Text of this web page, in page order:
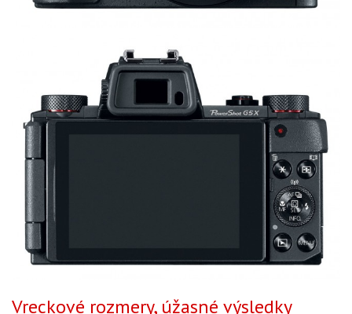
Vreckové rozmery, úžasné výsledky